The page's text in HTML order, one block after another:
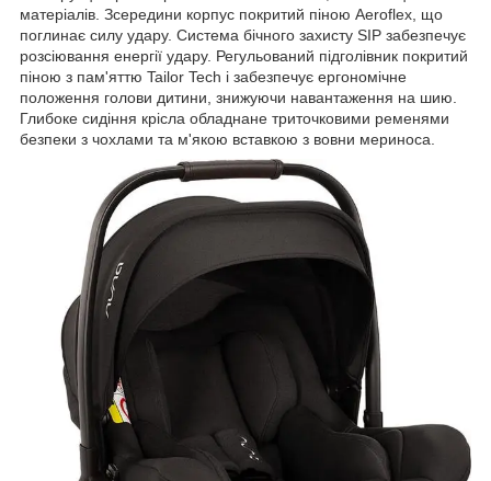
матеріалів. Зсередини корпус покритий піною Aeroflex, що
поглинає силу удару. Система бічного захисту SIP забезпечує
розсіювання енергії удару. Регульований підголівник покритий
піною з пам'яттю Tailor Tech і забезпечує ергономічне
положення голови дитини, знижуючи навантаження на шию.
Глибоке сидіння крісла обладнане триточковими ременями
безпеки з чохлами та м'якою вставкою з вовни мериноса.